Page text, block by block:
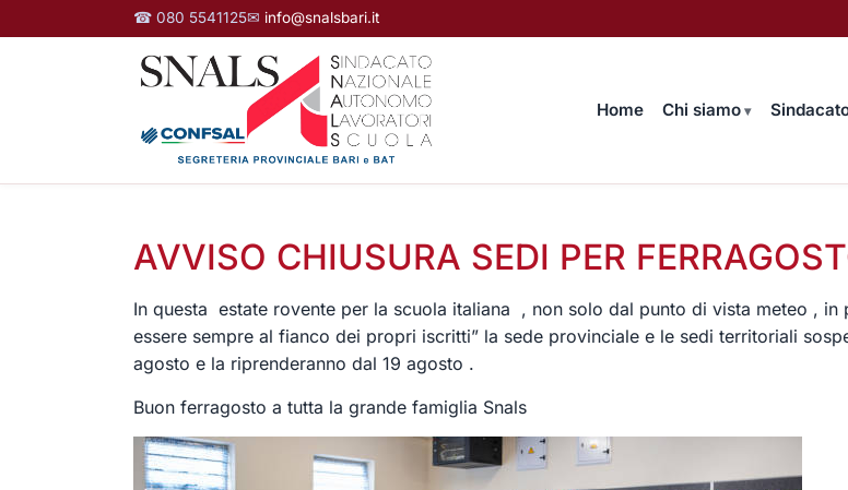
☎ 080 5541125✉ info@snalsbari.it
Home Chi siamo
AVVISO CHIUSURA SEDI PER
In questa estate rovente per la scuola italiana , non solo dal punto di vista meteo ,
essere sempre al fianco dei propri iscritti” la sede provinciale e le sedi territoriali
agosto e la riprenderanno dal 19 agosto .
Buon ferragosto a tutta la grande famiglia Snals